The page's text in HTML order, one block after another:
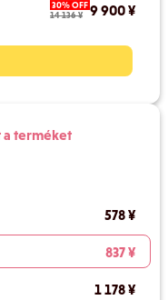
30% OFF
14 136 ¥
9 900 ¥
a terméket
578 ¥
837 ¥
1 178 ¥